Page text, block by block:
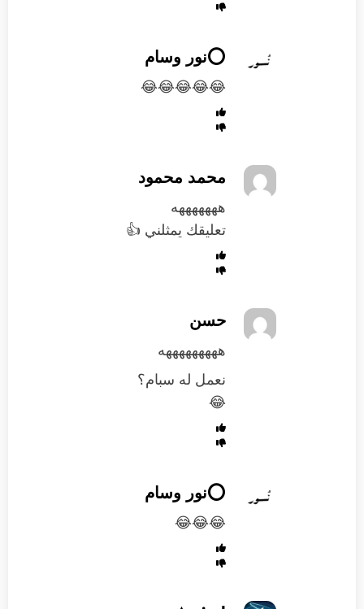
⭕️نور وسام
😂😂😂😂😂
محمد محمود
هههههههه
تعليقك يمثلني 👍
حسن
هههههههههه
نعمل له سبام؟
😂
⭕️نور وسام
😂😂😂